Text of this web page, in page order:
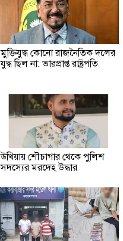
মুক্তিযুদ্ধ কোনো রাজনৈতিক দলের
যুদ্ধ ছিল না: ভারপ্রাপ্ত রাষ্ট্রপতি
উখিয়ায় শৌচাগার থেকে পুলিশ
সদস্যের মরদেহ উদ্ধার